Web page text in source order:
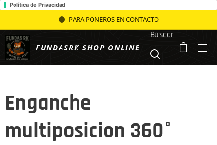
Política de Privacidad
PARA PONEROS EN CONTACTO
FUNDASRK SHOP ONLINE
Buscar
Enganche
multiposicion 360°